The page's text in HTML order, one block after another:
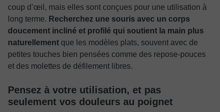
coup d’œil, mais elles sont conçues pour une utilisation à
long terme. Recherchez une souris avec un corps
doucement incliné et profilé qui soutient la main plus
naturellement que les modèles plats, souvent avec de
petites touches bien pensées comme des repose-pouces
et des molettes de défilement libres.
Pensez à votre utilisation, et pas
seulement vos douleurs au poignet